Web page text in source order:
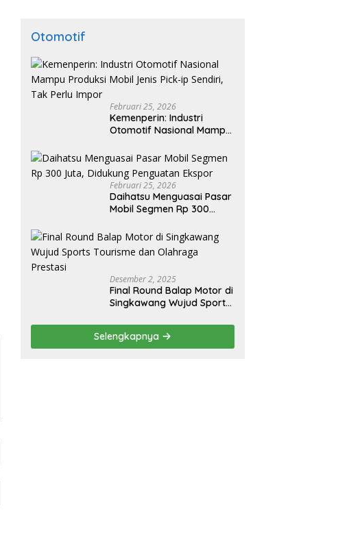
Otomotif
Februari 25, 2026
Kemenperin: Industri
Otomotif Nasional Mampu
ip Sendiri, Tak Perlu Impor
Februari 25, 2026
Daihatsu Menguasai Pasar
Mobil Segmen Rp 300
Ekspor
Desember 2, 2025
Final Round Balap Motor di
Singkawang Wujud Sports
Prestasi
Selengkapnya